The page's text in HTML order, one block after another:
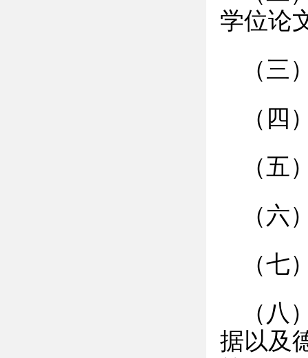
学位论
（三
（四
（五
（六
（七
（八
据以及